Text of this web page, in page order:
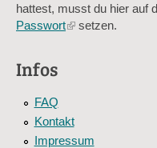
hattest, musst du hier auf
Passwort(linksetzen.
Infos
FAQ
Kontakt
Impressum